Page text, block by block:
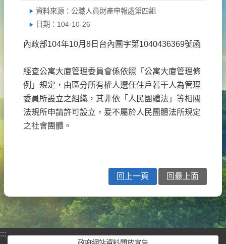
資料來源：公職人員財產申報處第四組
日期：104-10-26
內政部104年10月8日台內團字第1040436369號函
經查公寓大廈管理委員會係依照「公寓大廈管理條
例」規定，由區分所有權人選任住戶若干人為管理
委員所設立之組織，其非依「人民團體法」等相關
法規所申請許可設立，爰不屬於人民團體法所規定
之社會團體。
回上一頁 回最上面
:::